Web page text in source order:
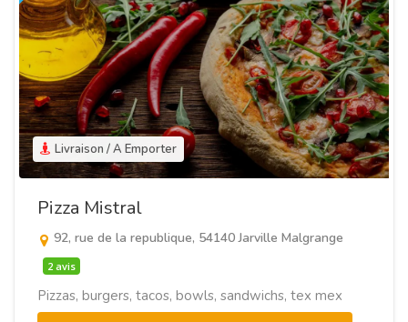
Livraison / A Emporter
Pizza Mistral
92, rue de la republique, 54140 Jarville Malgrange
2 avis
Pizzas, burgers, tacos, bowls, sandwichs, tex mex